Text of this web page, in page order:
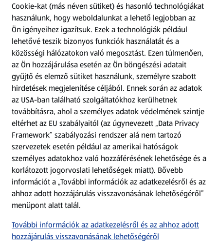
Kérdőív
Fizetési lehetőségek
ALDI utalványok
Árcsökkentés
Adattörlő alkalmazás
Szervizpont
(új oldalon nyílik meg)
Fedezz fel minket az interneten!
Töltsd le az ALDI Magyarország applikációt!
Cookie-kat (más néven sütiket) és hasonló technológiákat
használunk, hogy weboldalunkat a lehető legjobban az
Ön igényeihez igazítsuk. Ezek a technológiák például
lehetővé teszik bizonyos funkciók használatát és a
közösségi hálózatokon való megosztást. Ezen túlmenően,
az Ön hozzájárulása esetén az Ön böngészési adatait
gyűjtő és elemző sütiket használunk, személyre szabott
hirdetések megjelenítése céljából. Ennek során az adatok
az USA-ban található szolgáltatókhoz kerülhetnek
továbbításra, ahol a személyes adatok védelmének szintje
eltérhet az EU szabályaitól (az úgynevezett „Data Privacy
Framework” szabályozási rendszer alá nem tartozó
szervezetek esetén például az amerikai hatóságok
személyes adatokhoz való hozzáférésének lehetősége és a
korlátozott jogorvoslati lehetőségek miatt). Bővebb
információt a „További információk az adatkezelésről és az
ahhoz adott hozzájárulás visszavonásának lehetőségéről”
menüpont alatt talál.
További információk az adatkezelésről és az ahhoz adott
hozzájárulás visszavonásának lehetőségéről